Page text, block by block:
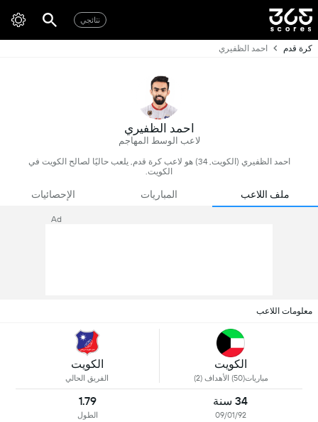
نتائجي
كرة قدم احمد الظفيري
احمد الظفيري
لاعب الوسط المهاجم
احمد الظفيري (الكويت, 34) هو لاعب كرة قدم, يلعب حاليًا لصالح الكويت في
الكويت.
ملف اللاعب المباريات الإحصائيات
Ad
معلومات اللاعب
الكويت
مباريات(50) الأهداف (2)
الكويت
الفريق الحالي
34 سنة
09/01/92
1.79
الطول